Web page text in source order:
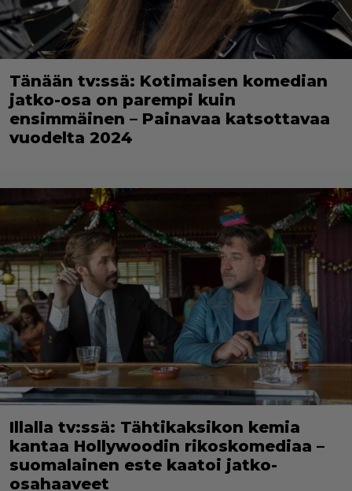
Tänään tv:ssä: Kotimaisen komedian
jatko-osa on parempi kuin
ensimmäinen – Painavaa katsottavaa
vuodelta 2024
Illalla tv:ssä: Tähtikaksikon kemia
kantaa Hollywoodin rikoskomediaa –
suomalainen este kaatoi jatko-
osahaaveet